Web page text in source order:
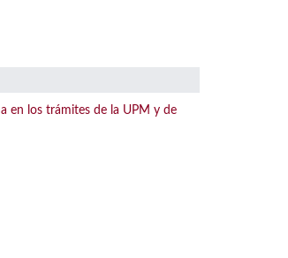
en los trámites de la UPM y de